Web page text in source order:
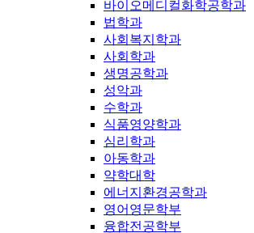
바이오메디컬화학공학과
법학과
사회복지학과
사회학과
생명공학과
성악과
수학과
식품영양학과
심리학과
아동학과
약학대학
에너지환경공학과
영어영문학부
융합전공학부